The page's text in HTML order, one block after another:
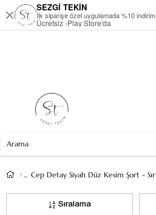
Sıralama
SEZGİ TEKİN
İlk siparişe özel uygulamada %10 indirim
Ücretsiz -Play Store'da